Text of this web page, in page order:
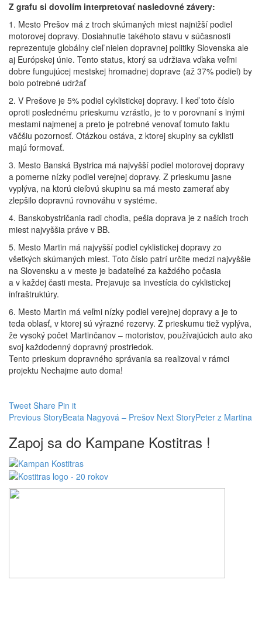
Z grafu si dovolím interpretovať nasledovné závery:
1. Mesto Prešov má z troch skúmaných miest najnižší podiel
motorovej dopravy. Dosiahnutie takéhoto stavu v súčasnosti
reprezentuje globálny cieľ nielen dopravnej politiky Slovenska ale
aj Európskej únie. Tento status, ktorý sa udržiava vďaka veľmi
dobre fungujúcej mestskej hromadnej doprave (až 37% podiel) by
bolo potrebné udržať
2. V Prešove je 5% podiel cyklistickej dopravy. I keď toto číslo
oproti poslednému prieskumu vzrástlo, je to v porovnaní s inými
mestami najmenej a preto je potrebné venovať tomuto faktu
väčšiu pozornosť. Otázkou ostáva, z ktorej skupiny sa cyklisti
majú formovať.
3. Mesto Banská Bystrica má najvyšší podiel motorovej dopravy
a pomerne nízky podiel verejnej dopravy. Z prieskumu jasne
vyplýva, na ktorú cieľovú skupinu sa má mesto zamerať aby
zlepšilo dopravnú rovnováhu v systéme.
4. Banskobystričania radi chodia, pešia doprava je z našich troch
miest najvyššia práve v BB.
5. Mesto Martin má najvyšší podiel cyklistickej dopravy zo
všetkých skúmaných miest. Toto číslo patrí určite medzi najvyššie
na Slovensku a v meste je badateľné za každého počasia
a v každej časti mesta. Prejavuje sa investícia do cyklistickej
infraštruktúry.
6. Mesto Martin má veľmi nízky podiel verejnej dopravy a je to
teda oblasť, v ktorej sú výrazné rezervy. Z prieskumu tiež vyplýva,
že vysoký počet Martinčanov – motoristov, používajúcich auto ako
svoj každodenný dopravný prostriedok.
Tento prieskum dopravného správania sa realizoval v rámci
projektu Nechajme auto doma!
Tweet Share Pin it
Previous StoryBeata Nagyová – Prešov Next StoryPeter z Martina
Zapoj sa do Kampane Kostitras !